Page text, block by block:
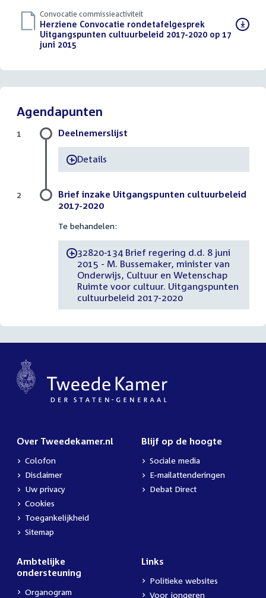
Convocatie commissieactiviteit
Download
bestand:
Herziene Convocatie rondetafelgesprek
Uitgangspunten cultuurbeleid 2017-2020 op 17
juni 2015
Agendapunten
Deelnemerslijst
-Details
1
Brief inzake Uitgangspunten cultuurbeleid
2017-2020
Te behandelen:
-32820-134 Brief regering d.d. 8 juni
2015 - M. Bussemaker, minister van
Onderwijs, Cultuur en Wetenschap
Ruimte voor cultuur. Uitgangspunten
cultuurbeleid 2017-2020
2
Over Tweedekamer.nl
Colofon
Disclaimer
Uw privacy
Cookies
Toegankelijkheid
Sitemap
Blijf op de hoogte
Sociale media
E-mailattenderingen
Debat Direct
Ambtelijke
ondersteuning
Organogram
Links
Politieke websites
Voor jongeren